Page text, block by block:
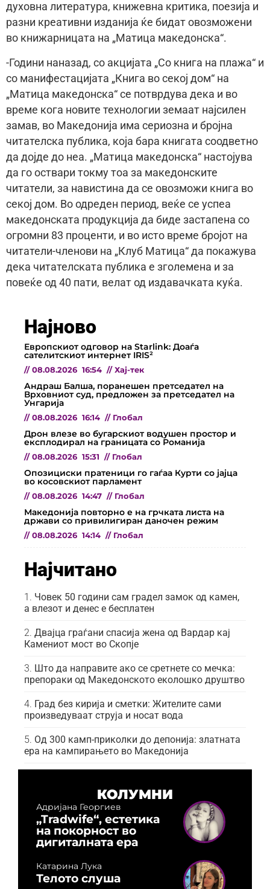
духовна литература, книжевна критика, поезија и
разни креативни изданија ќе бидат овозможени
во книжарницата на „Матица македонска“.
-Години наназад, со акцијата „Со книга на плажа“ и
со манифестацијата „Книга во секој дом“ на
„Матица македонска“ се потврдува дека и во
време кога новите технологии земаат најсилен
замав, во Македонија има сериозна и бројна
читателска публика, која бара книгата соодветно
да дојде до неа. „Матица македонска“ настојува
да го оствари токму тоа за македонските
читатели, за навистина да се овозможи книга во
секој дом. Во одреден период, веќе се успеа
македонската продукција да биде застапена со
огромни 83 проценти, и во исто време бројот на
читатели-членови на „Клуб Матица“ да покажува
дека читателската публика е зголемена и за
повеќе од 40 пати, велат од издавачката куќа.
Најново
Европскиот одговор на Starlink: Доаѓа
сателитскиот интернет IRIS²
// 08.08.2026 16:54 // Хај-тек
Андраш Балша, поранешен претседател на
Врховниот суд, предложен за претседател на
Унгарија
// 08.08.2026 16:14 // Глобал
Дрон влезе во бугарскиот водушен простор и
експлодирал на границата со Романија
// 08.08.2026 15:31 // Глобал
Опозициски пратеници го гаѓаа Курти со јајца
во косовскиот парламент
// 08.08.2026 14:47 // Глобал
Македонија повторно е на грчката листа на
држави со привилигиран даночен режим
// 08.08.2026 14:14 // Глобал
Најчитано
Човек 50 години сам градел замок од камен,
а влезот и денес е бесплатен
Двајца граѓани спасија жена од Вардар кај
Камениот мост во Скопје
Што да направите ако се сретнете со мечка:
препораки од Македонското еколошко друштво
Град без кирија и сметки: Жителите сами
произведуваат струја и носат вода
Од 300 камп-приколки до депонија: златната
ера на кампирањето во Македонија
КОЛУМНИ
Адријана Георгиев
„Tradwife“, естетика
на покорност во
дигиталната ера
Катарина Лука
Телото слуша